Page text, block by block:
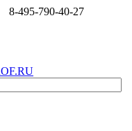
8-495-790-40-27